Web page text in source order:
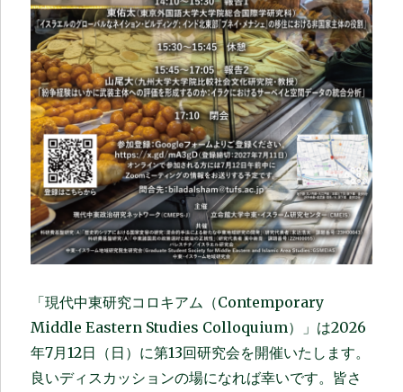
「現代中東研究コロキアム（Contemporary
Middle Eastern Studies Colloquium）」は2026
年7月12日（日）に第13回研究会を開催いたします。
良いディスカッションの場になれば幸いです。皆さ